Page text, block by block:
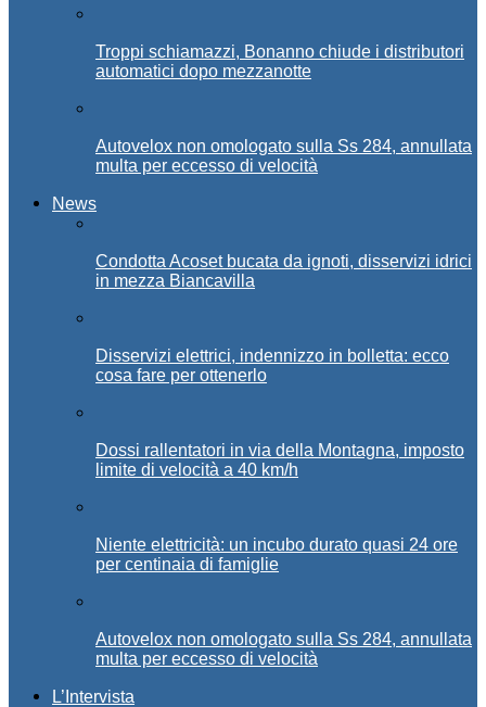
Troppi schiamazzi, Bonanno chiude i distributori
automatici dopo mezzanotte
Autovelox non omologato sulla Ss 284, annullata
multa per eccesso di velocità
News
Condotta Acoset bucata da ignoti, disservizi idrici
in mezza Biancavilla
Disservizi elettrici, indennizzo in bolletta: ecco
cosa fare per ottenerlo
Dossi rallentatori in via della Montagna, imposto
limite di velocità a 40 km/h
Niente elettricità: un incubo durato quasi 24 ore
per centinaia di famiglie
Autovelox non omologato sulla Ss 284, annullata
multa per eccesso di velocità
L’Intervista